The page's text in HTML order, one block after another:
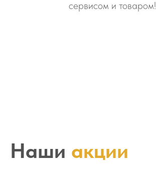
сервисом и товаром!
Наши акции